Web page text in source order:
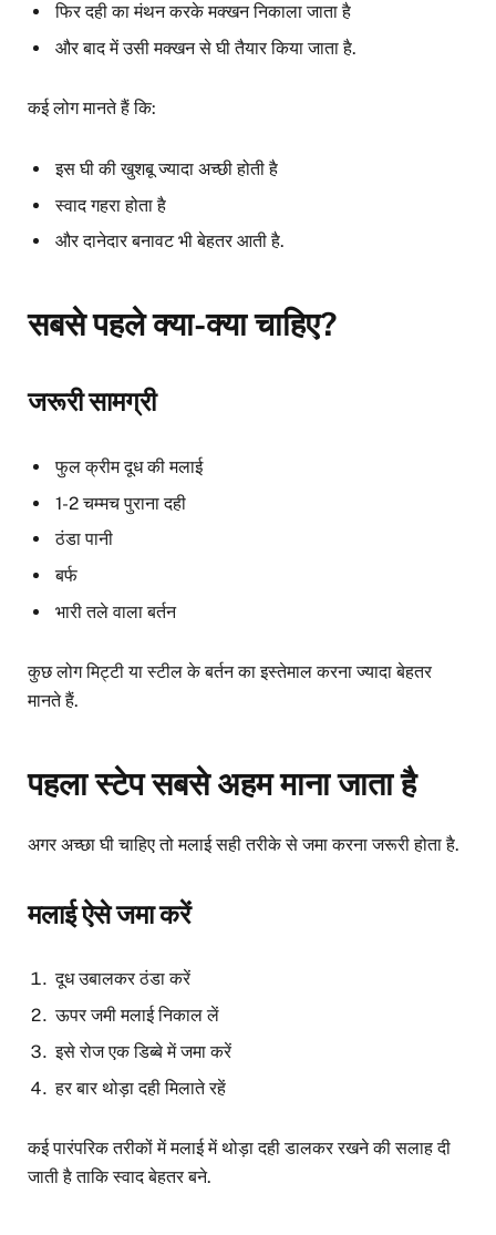
फिर दही का मंथन करके मक्खन निकाला जाता है
और बाद में उसी मक्खन से घी तैयार किया जाता है.
कई लोग मानते हैं कि:
इस घी की खुशबू ज्यादा अच्छी होती है
स्वाद गहरा होता है
और दानेदार बनावट भी बेहतर आती है.
सबसे पहले क्या-क्या चाहिए?
जरूरी सामग्री
फुल क्रीम दूध की मलाई
1-2 चम्मच पुराना दही
ठंडा पानी
बर्फ
भारी तले वाला बर्तन
कुछ लोग मिट्टी या स्टील के बर्तन का इस्तेमाल करना ज्यादा बेहतर
मानते हैं.
पहला स्टेप सबसे अहम माना जाता है
अगर अच्छा घी चाहिए तो मलाई सही तरीके से जमा करना जरूरी होता है.
मलाई ऐसे जमा करें
दूध उबालकर ठंडा करें
ऊपर जमी मलाई निकाल लें
इसे रोज एक डिब्बे में जमा करें
हर बार थोड़ा दही मिलाते रहें
कई पारंपरिक तरीकों में मलाई में थोड़ा दही डालकर रखने की सलाह दी
जाती है ताकि स्वाद बेहतर बने.